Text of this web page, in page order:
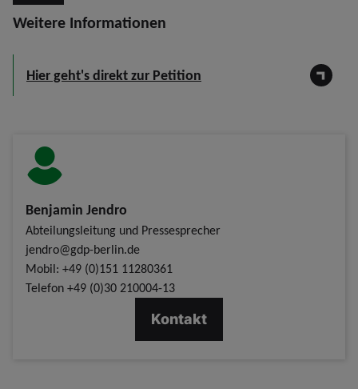
Weitere Informationen
Hier geht's direkt zur Petition
Benjamin Jendro
Abteilungsleitung und Pressesprecher
jendro@gdp-berlin.de
Mobil: +49 (0)151 11280361
Telefon +49 (0)30 210004-13
Kontakt